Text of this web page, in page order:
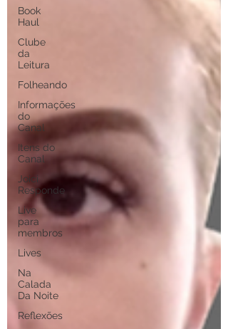
Book
Haul
Clube
da
Leitura
Folheando
Informações
do
Canal
Itens do
Canal
Joici
Responde
Live
para
membros
Lives
Na
Calada
Da Noite
Reflexões